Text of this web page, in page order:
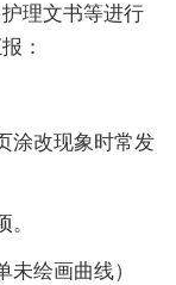
理文书等进行
：
涂改现象时常发
绘画曲线）